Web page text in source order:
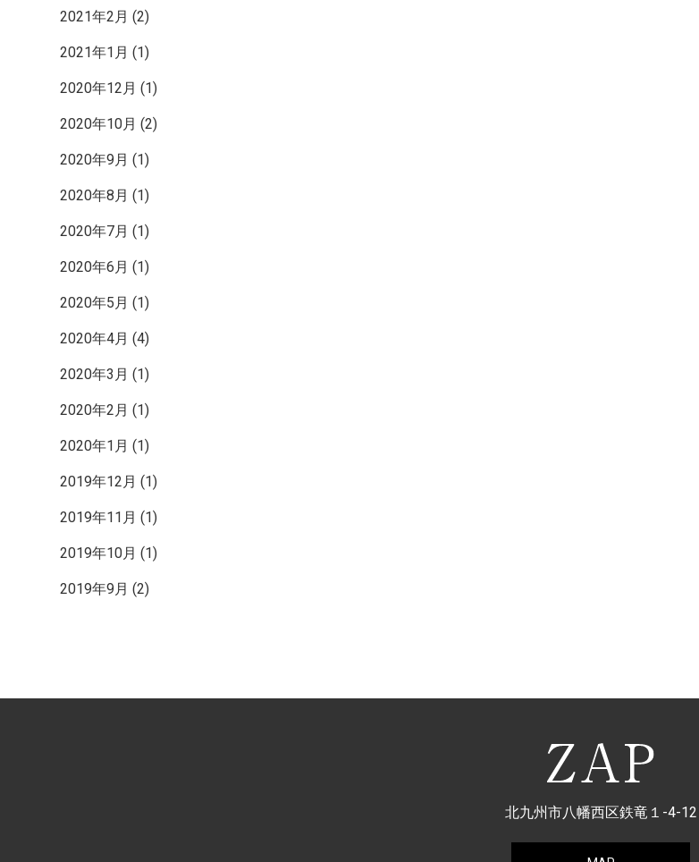
2021年2月 (2)
2021年1月 (1)
2020年12月 (1)
2020年10月 (2)
2020年9月 (1)
2020年8月 (1)
2020年7月 (1)
2020年6月 (1)
2020年5月 (1)
2020年4月 (4)
2020年3月 (1)
2020年2月 (1)
2020年1月 (1)
2019年12月 (1)
2019年11月 (1)
2019年10月 (1)
2019年9月 (2)
北九州市八幡西区鉄竜１-4-12